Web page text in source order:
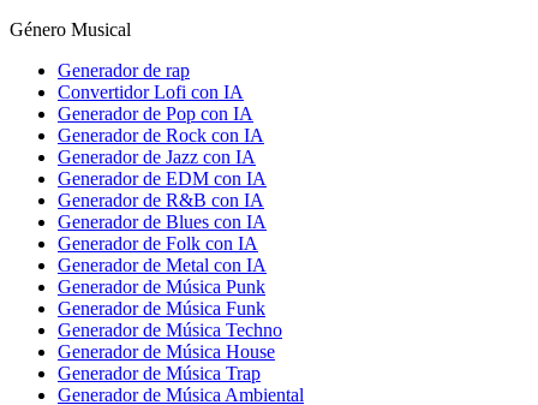
Género Musical
Generador de rap
Convertidor Lofi con IA
Generador de Pop con IA
Generador de Rock con IA
Generador de Jazz con IA
Generador de EDM con IA
Generador de R&B con IA
Generador de Blues con IA
Generador de Folk con IA
Generador de Metal con IA
Generador de Música Punk
Generador de Música Funk
Generador de Música Techno
Generador de Música House
Generador de Música Trap
Generador de Música Ambiental